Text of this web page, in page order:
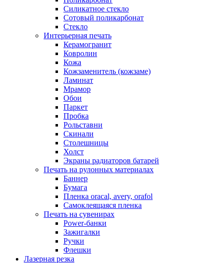
Силикатное стекло
Сотовый поликарбонат
Стекло
Интерьерная печать
Керамогранит
Ковролин
Кожа
Кожзаменитель (кожзаме)
Ламинат
Мрамор
Обои
Паркет
Пробка
Рольставни
Скинали
Столешницы
Холст
Экраны радиаторов батарей
Печать на рулонных материалах
Баннер
Бумага
Пленка oracal, avery, orafol
Самоклеящаяся пленка
Печать на сувенирах
Power-банки
Зажигалки
Ручки
Флешки
Лазерная резка